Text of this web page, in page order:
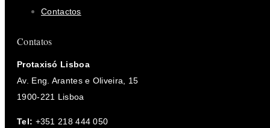
Contactos
Contatos
Protaxisó Lisboa
Av. Eng. Arantes e Oliveira, 15
1900-221 Lisboa
Tel: +351 218 444 050